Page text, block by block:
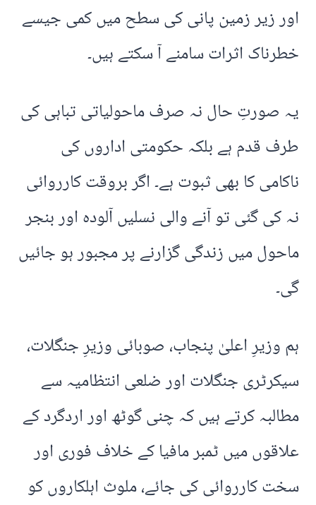
اور زیر زمین پانی کی سطح میں کمی جیسے
خطرناک اثرات سامنے آ سکتے ہیں۔
یہ صورتِ حال نہ صرف ماحولیاتی تباہی کی
طرف قدم ہے بلکہ حکومتی اداروں کی
ناکامی کا بھی ثبوت ہے۔ اگر بروقت کارروائی
نہ کی گئی تو آنے والی نسلیں آلودہ اور بنجر
ماحول میں زندگی گزارنے پر مجبور ہو جائیں
گی۔
ہم وزیرِ اعلیٰ پنجاب، صوبائی وزیرِ جنگلات،
سیکرٹری جنگلات اور ضلعی انتظامیہ سے
مطالبہ کرتے ہیں کہ چنی گوٹھ اور اردگرد کے
علاقوں میں ٹمبر مافیا کے خلاف فوری اور
سخت کارروائی کی جائے، ملوث اہلکاروں کو